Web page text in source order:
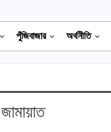
পুঁজিবাজার অর্থনীতি